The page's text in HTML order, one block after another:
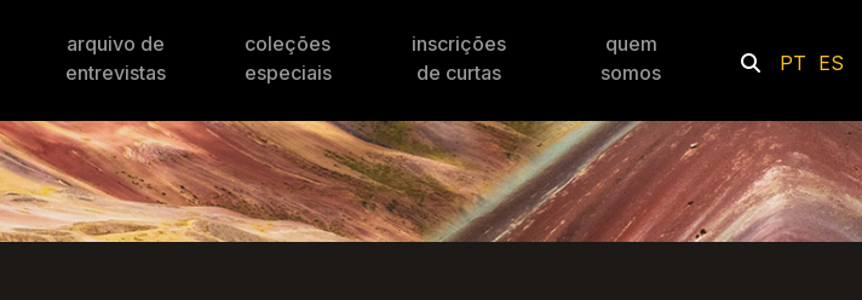
arquivo de
entrevistas
coleções
especiais
inscrições
de curtas
quem
somos
PT ES